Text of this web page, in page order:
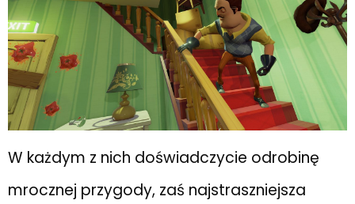
W każdym z nich doświadczycie odrobinę
mrocznej przygody, zaś najstraszniejsza